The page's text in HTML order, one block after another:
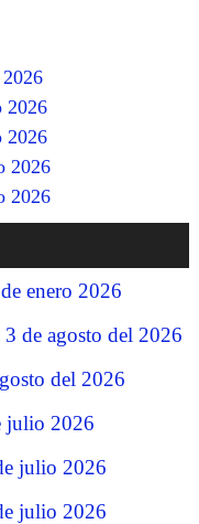
2026
2026
2026
2026
enero 2026
de agosto del 2026
del 2026
julio 2026
julio 2026
julio 2026